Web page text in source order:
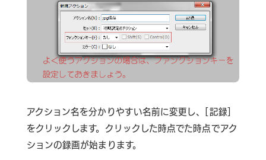
アクション名を分かりやすい名前に変更し、[記録]
をクリックします。クリックした時点でた時点でアク
ションの録画が始まります。